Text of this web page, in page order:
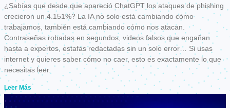
¿Sabías que desde que apareció ChatGPT los ataques de phishing
crecieron un 4.151%? La IA no solo está cambiando cómo
trabajamos, también está cambiando cómo nos atacan.
Contraseñas robadas en segundos, videos falsos que engañan
hasta a expertos, estafas redactadas sin un solo error… Si usas
internet y quieres saber cómo no caer, esto es exactamente lo que
necesitas leer.
Leer Más